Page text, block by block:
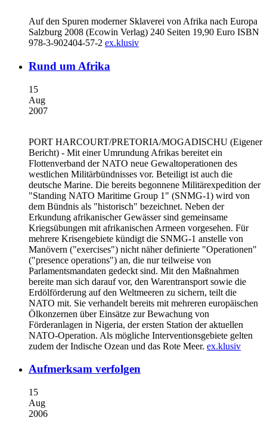
Auf den Spuren moderner Sklaverei von Afrika nach Europa
Salzburg 2008 (Ecowin Verlag) 240 Seiten 19,90 Euro ISBN
978-3-902404-57-2 ex.klusiv
Rund um Afrika
15
Aug
2007
PORT HARCOURT/PRETORIA/MOGADISCHU (Eigener
Bericht) - Mit einer Umrundung Afrikas bereitet ein
Flottenverband der NATO neue Gewaltoperationen des
westlichen Militärbündnisses vor. Beteiligt ist auch die
deutsche Marine. Die bereits begonnene Militärexpedition der
"Standing NATO Maritime Group 1" (SNMG-1) wird von
dem Bündnis als "historisch" bezeichnet. Neben der
Erkundung afrikanischer Gewässer sind gemeinsame
Kriegsübungen mit afrikanischen Armeen vorgesehen. Für
mehrere Krisengebiete kündigt die SNMG-1 anstelle von
Manövern ("exercises") nicht näher definierte "Operationen"
("presence operations") an, die nur teilweise von
Parlamentsmandaten gedeckt sind. Mit den Maßnahmen
bereite man sich darauf vor, den Warentransport sowie die
Erdölförderung auf den Weltmeeren zu sichern, teilt die
NATO mit. Sie verhandelt bereits mit mehreren europäischen
Ölkonzernen über Einsätze zur Bewachung von
Förderanlagen in Nigeria, der ersten Station der aktuellen
NATO-Operation. Als mögliche Interventionsgebiete gelten
zudem der Indische Ozean und das Rote Meer. ex.klusiv
Aufmerksam verfolgen
15
Aug
2006